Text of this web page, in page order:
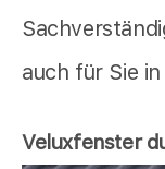
auch für Sie
Veluxfenster